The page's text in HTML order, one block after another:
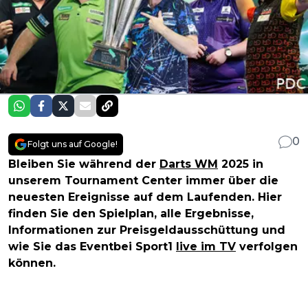
Folgt uns auf Google!
0
Bleiben Sie während der Darts WM 2025 in
unserem Tournament Center immer über die
neuesten Ereignisse auf dem Laufenden. Hier
finden Sie den Spielplan, alle Ergebnisse,
Informationen zur Preisgeldausschüttung und
wie Sie das Eventbei Sport1
live im TV verfolgen
können.